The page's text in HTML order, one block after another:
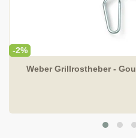
-2%
Weber Grillrostheber -